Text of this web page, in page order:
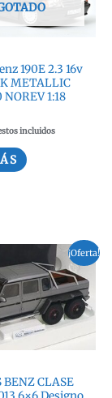
190E 2.3 16v
METALLIC
NOREV 1:18
incluidos
¡Oferta!
BENZ CLASE